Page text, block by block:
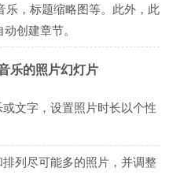
乐，标题缩略图等。此外，此
创建章节。
乐的照片幻灯片
文字，设置照片时长以个性
列尽可能多的照片，并调整